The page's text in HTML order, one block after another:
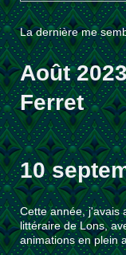
La dernière me
Août
Ferret
10
Cette année, j'avais
littéraire de Lons,
animations en plein